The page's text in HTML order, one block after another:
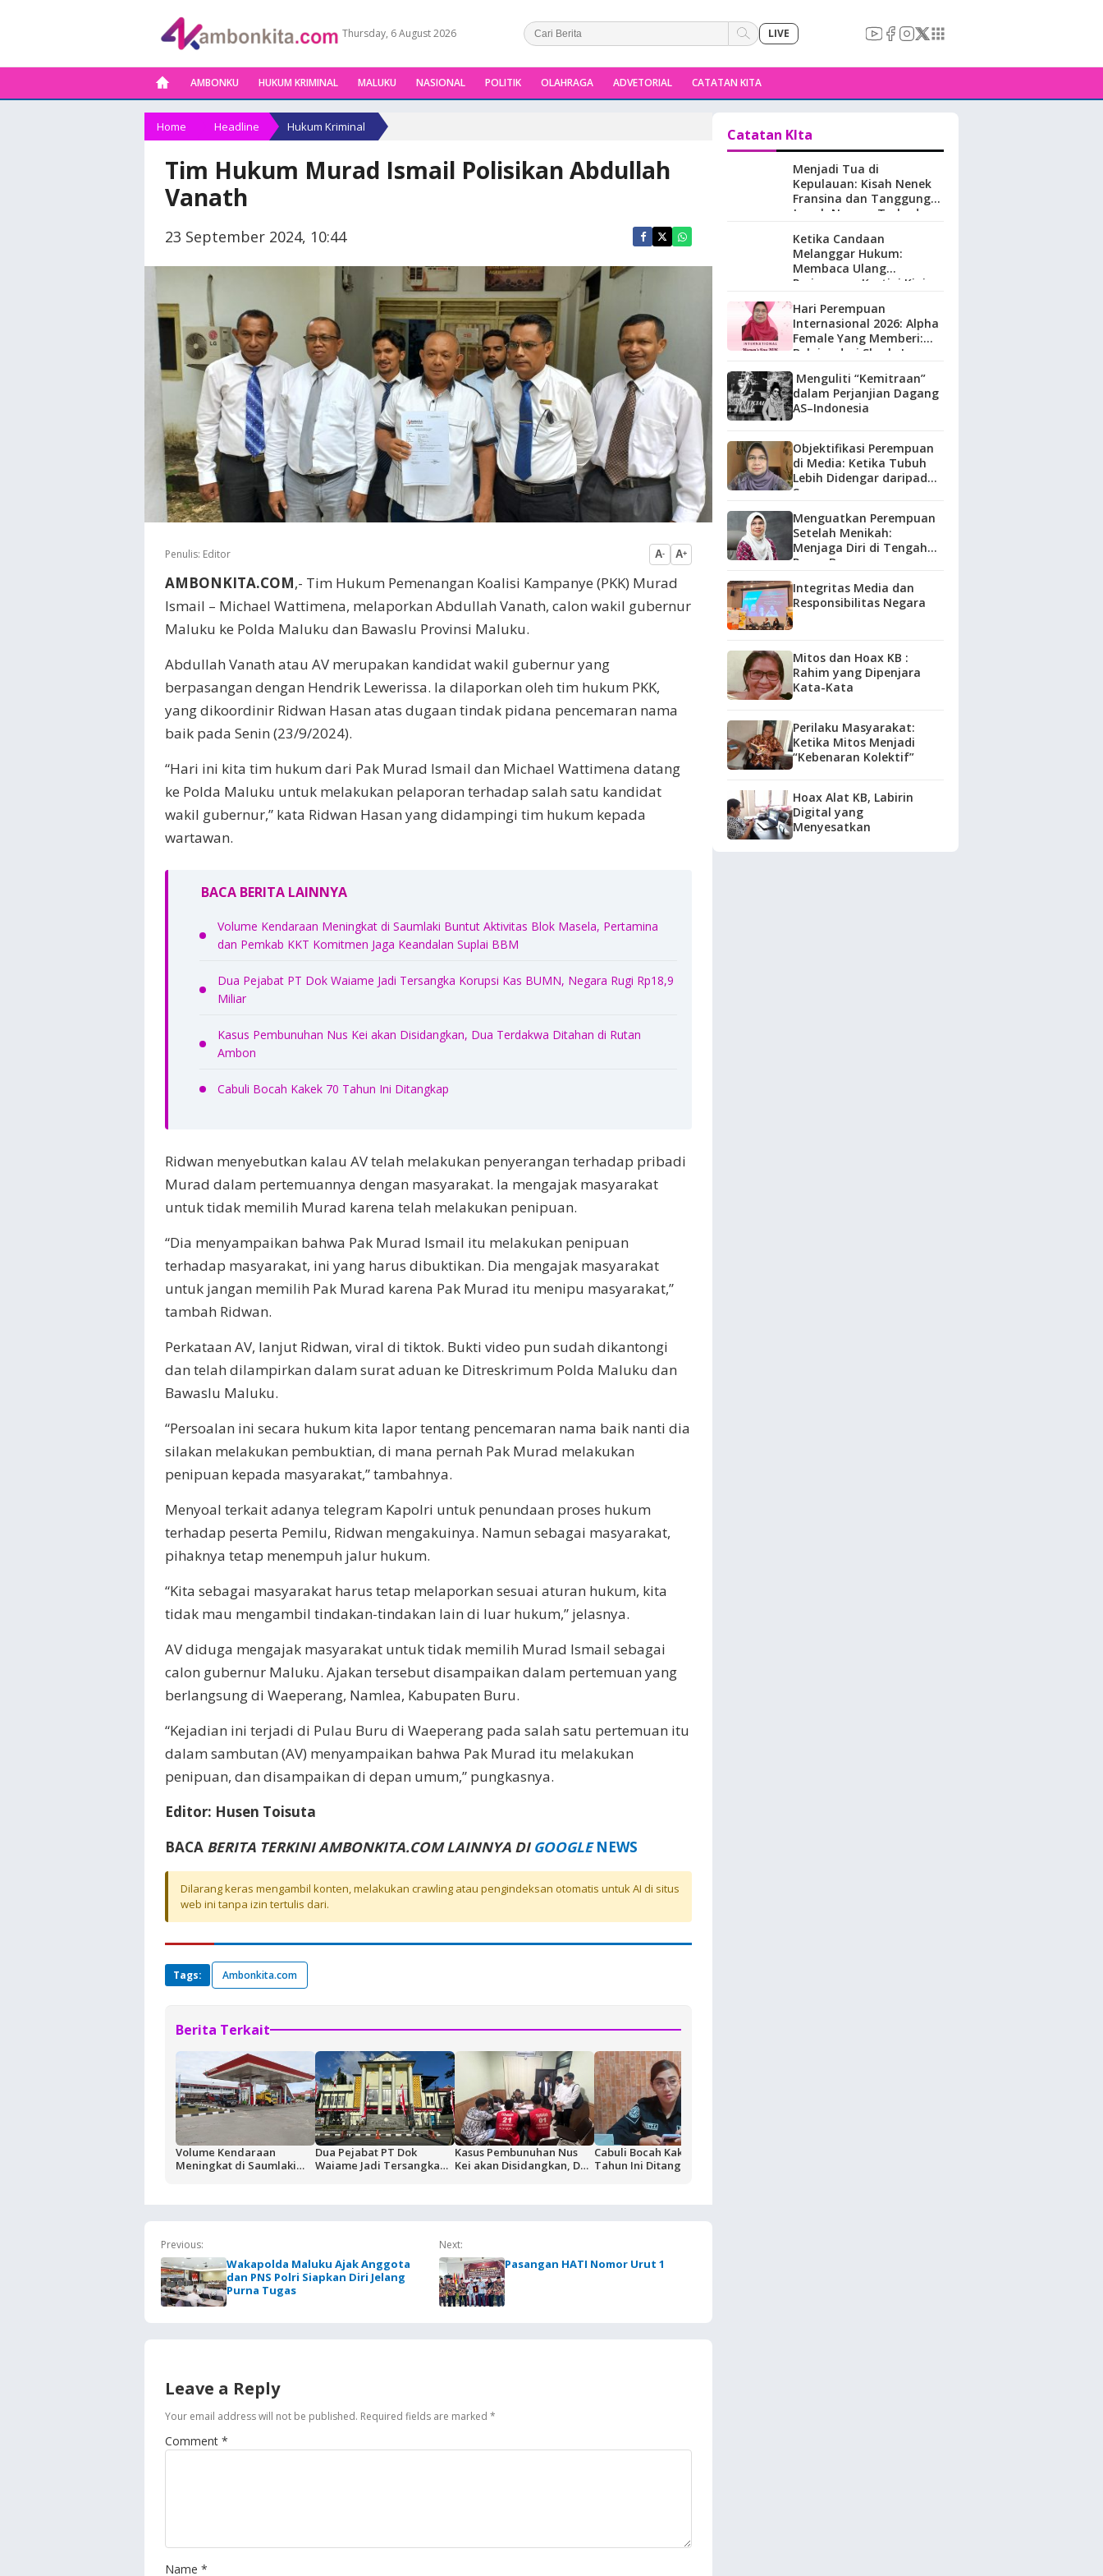
Thursday, 6 August 2026 LIVE
AMBONKU HUKUM KRIMINAL MALUKU NASIONAL POLITIK OLAHRAGA ADVETORIAL CATATAN KITA
Home Headline Hukum Kriminal
Tim Hukum Murad Ismail Polisikan Abdullah
Vanath
23 September 2024, 10:44
Penulis: Editor A- A+
AMBONKITA.COM,- Tim Hukum Pemenangan Koalisi Kampanye (PKK) Murad
Ismail – Michael Wattimena, melaporkan Abdullah Vanath, calon wakil gubernur
Maluku ke Polda Maluku dan Bawaslu Provinsi Maluku.
Abdullah Vanath atau AV merupakan kandidat wakil gubernur yang
berpasangan dengan Hendrik Lewerissa. Ia dilaporkan oleh tim hukum PKK,
yang dikoordinir Ridwan Hasan atas dugaan tindak pidana pencemaran nama
baik pada Senin (23/9/2024).
“Hari ini kita tim hukum dari Pak Murad Ismail dan Michael Wattimena datang
ke Polda Maluku untuk melakukan pelaporan terhadap salah satu kandidat
wakil gubernur,” kata Ridwan Hasan yang didampingi tim hukum kepada
wartawan.
BACA BERITA LAINNYA
Volume Kendaraan Meningkat di Saumlaki Buntut Aktivitas Blok Masela, Pertamina
dan Pemkab KKT Komitmen Jaga Keandalan Suplai BBM
Dua Pejabat PT Dok Waiame Jadi Tersangka Korupsi Kas BUMN, Negara Rugi Rp18,9
Miliar
Kasus Pembunuhan Nus Kei akan Disidangkan, Dua Terdakwa Ditahan di Rutan
Ambon
Cabuli Bocah Kakek 70 Tahun Ini Ditangkap
Ridwan menyebutkan kalau AV telah melakukan penyerangan terhadap pribadi
Murad dalam pertemuannya dengan masyarakat. Ia mengajak masyarakat
untuk tidak memilih Murad karena telah melakukan penipuan.
“Dia menyampaikan bahwa Pak Murad Ismail itu melakukan penipuan
terhadap masyarakat, ini yang harus dibuktikan. Dia mengajak masyarakat
untuk jangan memilih Pak Murad karena Pak Murad itu menipu masyarakat,”
tambah Ridwan.
Perkataan AV, lanjut Ridwan, viral di tiktok. Bukti video pun sudah dikantongi
dan telah dilampirkan dalam surat aduan ke Ditreskrimum Polda Maluku dan
Bawaslu Maluku.
“Persoalan ini secara hukum kita lapor tentang pencemaran nama baik nanti dia
silakan melakukan pembuktian, di mana pernah Pak Murad melakukan
penipuan kepada masyarakat,” tambahnya.
Menyoal terkait adanya telegram Kapolri untuk penundaan proses hukum
terhadap peserta Pemilu, Ridwan mengakuinya. Namun sebagai masyarakat,
pihaknya tetap menempuh jalur hukum.
“Kita sebagai masyarakat harus tetap melaporkan sesuai aturan hukum, kita
tidak mau mengambil tindakan-tindakan lain di luar hukum,” jelasnya.
AV diduga mengajak masyarakat untuk tidak memilih Murad Ismail sebagai
calon gubernur Maluku. Ajakan tersebut disampaikan dalam pertemuan yang
berlangsung di Waeperang, Namlea, Kabupaten Buru.
“Kejadian ini terjadi di Pulau Buru di Waeperang pada salah satu pertemuan itu
dalam sambutan (AV) menyampaikan bahwa Pak Murad itu melakukan
penipuan, dan disampaikan di depan umum,” pungkasnya.
Editor: Husen Toisuta
BACA BERITA TERKINI AMBONKITA.COM LAINNYA DI GOOGLE NEWS
Dilarang keras mengambil konten, melakukan crawling atau pengindeksan otomatis untuk AI di situs
web ini tanpa izin tertulis dari.
Tags: Ambonkita.com
Berita Terkait
Volume Kendaraan
Meningkat di Saumlaki
Dua Pejabat PT Dok
Waiame Jadi Tersangka
Kasus Pembunuhan Nus
Kei akan Disidangkan, Dua
Cabuli Bocah Kakek 70
Tahun Ini Ditangkap
Previous:
Wakapolda Maluku Ajak Anggota
dan PNS Polri Siapkan Diri Jelang
Purna Tugas
Next:
Pasangan HATI Nomor Urut 1
Leave a Reply
Your email address will not be published. Required fields are marked *
Comment *
Name *
Catatan KIta
Menjadi Tua di
Kepulauan: Kisah Nenek
Fransina dan Tanggung
Jawab Negara Terhadap
Maluku.
Ketika Candaan
Melanggar Hukum:
Membaca Ulang
Perjuangan Kartini Kini
Hari Perempuan
Internasional 2026: Alpha
Female Yang Memberi:
Belajar dari Sherly Laos
Menguliti “Kemitraan”
dalam Perjanjian Dagang
AS–Indonesia
Objektifikasi Perempuan
di Media: Ketika Tubuh
Lebih Didengar daripada
Suara
Menguatkan Perempuan
Setelah Menikah:
Menjaga Diri di Tengah
Peran Baru
Integritas Media dan
Responsibilitas Negara
Mitos dan Hoax KB :
Rahim yang Dipenjara
Kata-Kata
Perilaku Masyarakat:
Ketika Mitos Menjadi
“Kebenaran Kolektif”
Hoax Alat KB, Labirin
Digital yang
Menyesatkan